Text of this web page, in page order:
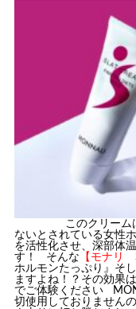
このクリームは、
ないとされている女性
を活性化させ、深部体
す！ そんな 【モナリ
ホルモンたっぷり』そ
ますよね！？その効果
でご体験ください
切使用しておりません